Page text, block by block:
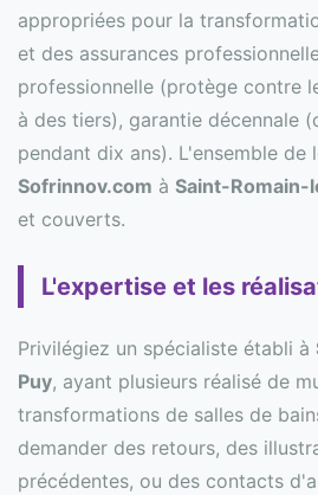
appropriées pour la
et des assurances
professionnelle (protège contre
à des tiers), garantie décennale
pendant dix ans). L'ensemble de
Sofrinnov.com à Saint-Romain-
et couverts.
L'expertise et les
Privilégiez un spécialiste établi à
Puy, ayant plusieurs réalisé de
transformations de salles de
demander des retours, des
précédentes, ou des contacts